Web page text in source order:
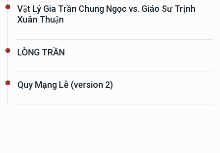
Vật Lý Gia Trần Chung Ngọc vs. Giáo Sư Trịnh
Xuân Thuận
LÒNG TRẦN
Quy Mạng Lễ (version 2)